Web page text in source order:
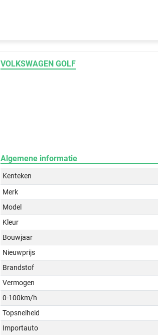
VOLKSWAGEN GOLF
Algemene informatie
Kenteken
Merk
Model
Kleur
Bouwjaar
Nieuwprijs
Brandstof
Vermogen
0-100km/h
Topsnelheid
Importauto